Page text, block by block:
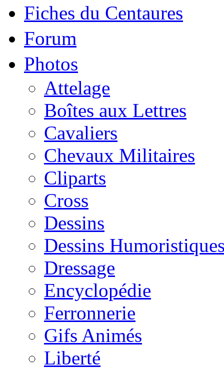
Fiches du Centaures
Forum
Photos
Attelage
Boîtes aux Lettres
Cavaliers
Chevaux Militaires
Cliparts
Cross
Dessins
Dessins
Dressage
Encyclopédie
Ferronnerie
Gifs Animés
Liberté